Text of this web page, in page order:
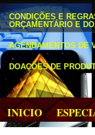
CONDIÇÕES E
ORÇAMENTÁRIO E
AGENDAMENTOS DE
DOAÇÕES DE
INICIO